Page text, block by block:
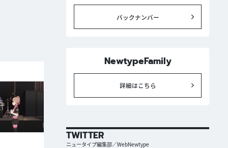
バックナンバー
NewtypeFamily
詳細はこちら
TWITTER
ニュータイプ編集部／WebNewtype